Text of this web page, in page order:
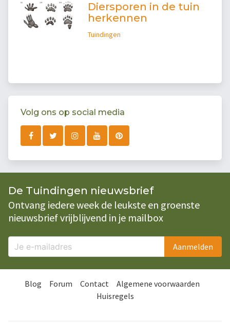
Diersporen in de tuin
herkennen
Tuindingen
Volg ons op social media
De Tuindingen nieuwsbrief
Ontvang iedere week de leukste en groenste
nieuwsbrief vrijblijvend in je mailbox
Aanmelden
Blog Forum Contact
Algemene voorwaarden
Huisregels